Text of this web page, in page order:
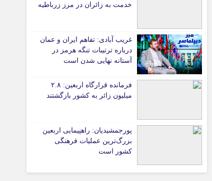
پیام تبریک ماناسپهر
پیوندهای سایت
خدمت به زائران در مرز زرباطیه
غریب آبادی: تفاهم ایران و عمان
درباره ترتیبات تنگه هرمز در
آستانه نهایی شدن است
فرمانده قرارگاه اربعین: ۲.۸
میلیون زائر به کشور بازگشتند
پورجمشیدیان: راهپیمایی اربعین
بزرگ‌ترین عملیات فرهنگی
کشور است